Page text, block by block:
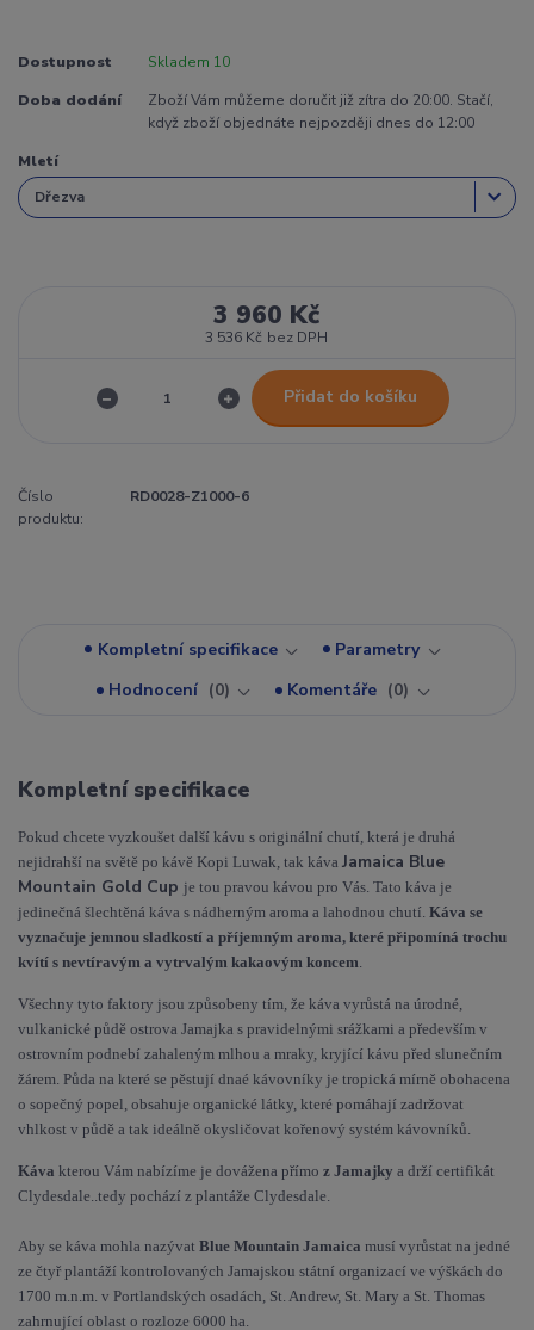
Dostupnost Skladem 10
Doba dodání
Zboží Vám můžeme doručit již zítra do 20:00. Stačí,
když zboží objednáte nejpozději dnes do 12:00
Mletí
3 960 Kč
3 536 Kč bez DPH
Přidat do košíku
Číslo
produktu:
RD0028-Z1000-6
Kompletní specifikace
Parametry
Hodnocení
0 Komentáře 0
Kompletní specifikace
Pokud chcete vyzkoušet další kávu s originální chutí, která je druhá
nejidrahší na světě po kávě Kopi Luwak, tak káva Jamaica Blue
Mountain Gold Cup je tou pravou kávou pro Vás. Tato káva je
jedinečná šlechtěná káva s nádherným aroma a lahodnou chutí. Káva se
vyznačuje jemnou sladkostí a příjemným aroma, které připomíná trochu
kvítí s nevtíravým a vytrvalým kakaovým koncem
Všechny tyto faktory jsou způsobeny tím, že káva vyrůstá na úrodné,
vulkanické půdě ostrova Jamajka s pravidelnými srážkami a především v
ostrovním podnebí zahaleným mlhou a mraky, kryjící kávu před slunečním
žárem. Půda na které se pěstují dnaé kávovníky je tropická mírně obohacena
o sopečný popel, obsahuje organické látky, které pomáhají zadržovat
vhlkost v půdě a tak ideálně okysličovat kořenový systém kávovníků.
Káva kterou Vám nabízíme je dovážena přímo z Jamajky a drží certifikát
Clydesdale..tedy pochází z plantáže Clydesdale.
Aby se káva mohla nazývat Blue Mountain Jamaica musí vyrůstat na jedné
ze čtyř plantáží kontrolovaných Jamajskou státní organizací ve výškách do
1700 m.n.m. v Portlandských osadách, St. Andrew, St. Mary a St. Thomas
zahrnující oblast o rozloze 6000 ha.